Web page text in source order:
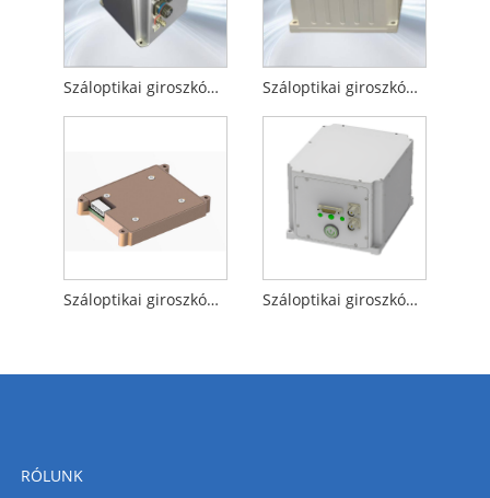
Száloptikai giroszkóp köd műhold integrált navigációs rendszer Száloptikai giroszkóp ködgyorsulásmérő és Gnss navigációs rendszer
Száloptikai giroszkóp Köd Mems tehetetlenségi mérőegység Száloptikai giroszkóp FOG Strapdown inerciális navigációs rendszer
RÓLUNK